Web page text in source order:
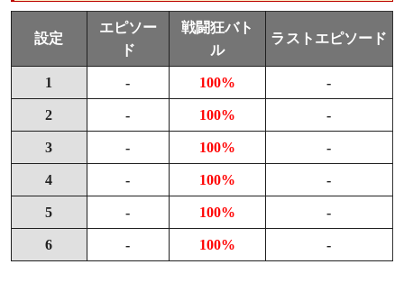
設定
エピソー
ド
戦闘狂バト
ル
ラストエピソード
1 - 100% -
2 - 100% -
3 - 100% -
4 - 100% -
5 - 100% -
6 - 100% -